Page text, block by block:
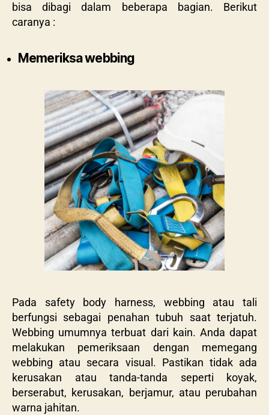
bisa dibagi dalam beberapa bagian. Berikut
caranya :
Memeriksa webbing
Pada safety body harness, webbing atau tali
berfungsi sebagai penahan tubuh saat terjatuh.
Webbing umumnya terbuat dari kain. Anda dapat
melakukan pemeriksaan dengan memegang
webbing atau secara visual. Pastikan tidak ada
kerusakan atau tanda-tanda seperti koyak,
berserabut, kerusakan, berjamur, atau perubahan
warna jahitan.